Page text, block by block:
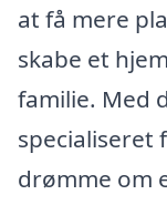
at få mere
skabe et
familie. Med
specialiseret
drømme om